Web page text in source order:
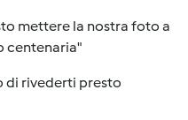
mettere la nostra foto a
centenaria"
di rivederti presto